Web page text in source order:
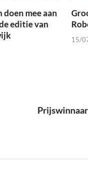
doen mee aan
editie van
15/